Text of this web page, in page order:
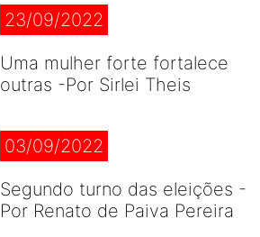
23/09/2022
Uma mulher forte fortalece
outras -Por Sirlei Theis
03/09/2022
Segundo turno das eleições -
Por Renato de Paiva Pereira